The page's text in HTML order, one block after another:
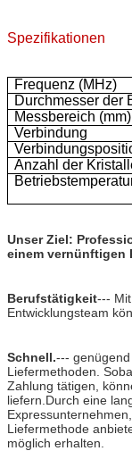
Spezifikationen
Frequenz (MHz)
Durchmesser der
Messbereich (mm)
Verbindung
Anzahl der
Unser Ziel:
einem vernünftigen
Berufstätigkeit---
Entwicklungsteam
Schnell.---
Liefermethoden.
Zahlung tätigen,
liefern.Durch eine
Liefermethode
möglich erhalten.